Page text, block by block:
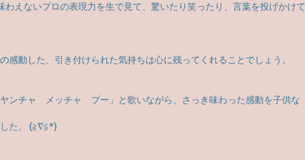
わえないプロの表現力を生で見て、驚いたり笑ったり、言葉を投げかけて
感動した、引き付けられた気持ちは心に残ってくれることでしょう。
ンチャ　メッチャ　ブー」と歌いながら、さっき味わった感動を子供な
た。 (≧∇≦*)